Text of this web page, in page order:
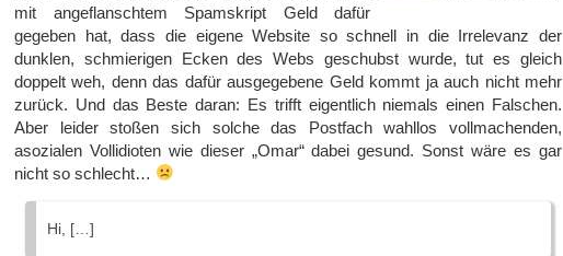
mit angeflanschtem Spamskript Geld dafür
gegeben hat, dass die eigene Website so schnell in die Irrelevanz der
dunklen, schmierigen Ecken des Webs geschubst wurde, tut es gleich
doppelt weh, denn das dafür ausgegebene Geld kommt ja auch nicht mehr
zurück. Und das Beste daran: Es trifft eigentlich niemals einen Falschen.
Aber leider stoßen sich solche das Postfach wahllos vollmachenden,
asozialen Vollidioten wie dieser „Omar“ dabei gesund. Sonst wäre es gar
nicht so schlecht…
Hi, […]